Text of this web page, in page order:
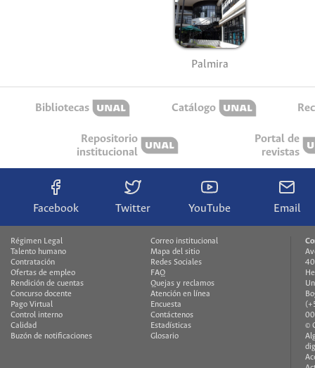
Palmira
Bibliotecas Catálogo
Repositorio
institucional
Portal de
revistas
Facebook Twitter YouTube Email
Régimen Legal
Talento humano
Contratación
Ofertas de empleo
Rendición de cuentas
Concurso docente
Pago Virtual
Control interno
Calidad
Buzón de notificaciones
Correo institucional
Mapa del sitio
Redes Sociales
FAQ
Quejas y reclamos
Atención en línea
Encuesta
Contáctenos
Estadísticas
Glosario
©